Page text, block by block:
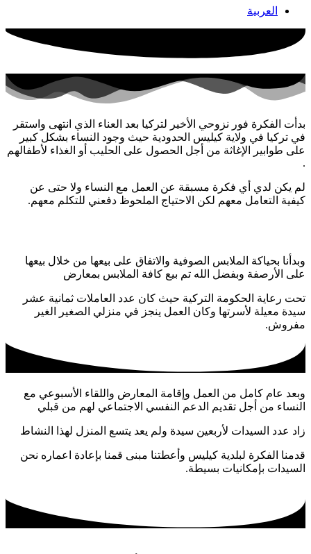
العربية
بدأت الفكرة فور نزوحي الأخير لتركيا بعد العناء الذي انتهى واستقر
في تركيا في ولاية كيليس الحدودية حيث وجود النساء بشكل كبير
على طوابير الإغاثة من أجل الحصول على الحليب أو الغذاء لأطفالهم
.
لم يكن لدي أي فكرة مسبقة عن العمل مع النساء ولا حتى عن
كيفية التعامل معهم لكن الاحتياج الملحوظ دفعني للتكلم معهم.
وبدأنا بحياكة الملابس الصوفية والاتفاق على بيعها من خلال بيعها
على الأرصفة وبفضل الله تم بيع كافة الملابس بمعارض
تحت رعاية الحكومة التركية حيث كان عدد العاملات ثمانية عشر
سيدة معيلة لأسرتها وكان العمل ينجز في منزلي الصغير الغير
مفروش.
وبعد عام كامل من العمل وإقامة المعارض واللقاء الأسبوعي مع
النساء من أجل تقديم الدعم النفسي الاجتماعي لهم من قبلي
زاد عدد السيدات لأربعين سيدة ولم يعد يتسع المنزل لهذا النشاط
قدمنا الفكرة لبلدية كيليس وأعطتنا مبنى قمنا بإعادة اعماره نحن
السيدات بإمكانيات بسيطة.